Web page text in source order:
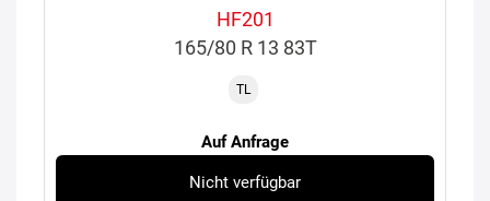
HF201
165/80 R 13 83T
TL
Auf Anfrage
Nicht verfügbar